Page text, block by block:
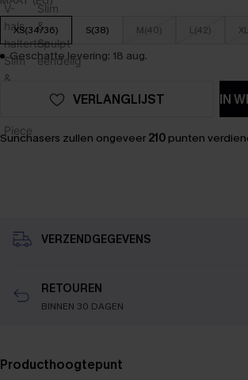
XS(34/36) S(38) M(40) L(42)
Geschatte levering: 18 aug.
IN
VERLANGLIJST
Sunchasers zullen ongeveer 210punten
VERZENDGEGEVENS
RETOUREN
BINNEN 30 DAGEN
Producthoogtepunt